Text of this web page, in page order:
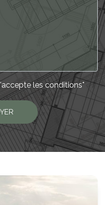
lesconditions*